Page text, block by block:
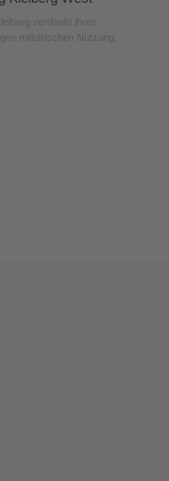
verdankt ihren
militärischen Nutzung.